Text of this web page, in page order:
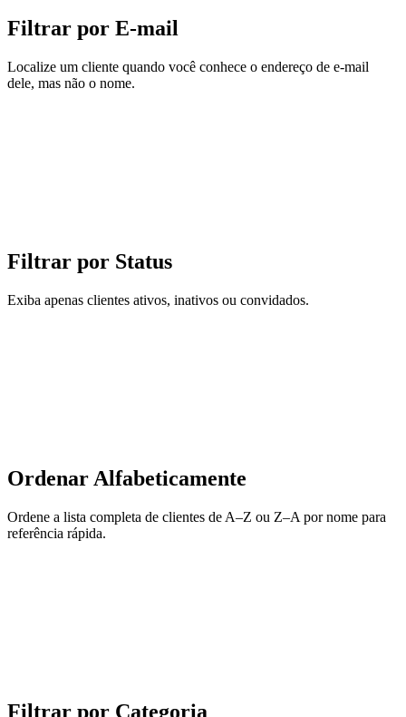
Filtrar por E-mail
Localize um cliente quando você conhece o endereço de e-mail
dele, mas não o nome.
Filtrar por Status
Exiba apenas clientes ativos, inativos ou convidados.
Ordenar Alfabeticamente
Ordene a lista completa de clientes de A–Z ou Z–A por nome para
referência rápida.
Filtrar por Categoria